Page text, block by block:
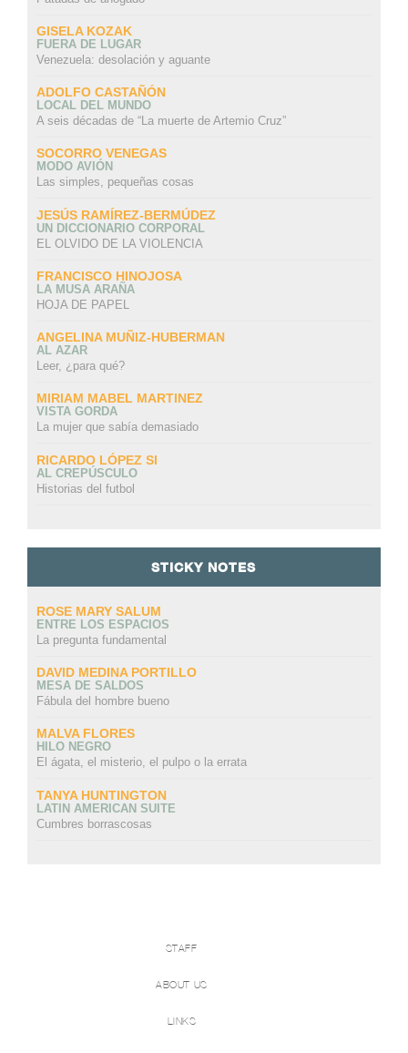
GISELA KOZAK
FUERA DE LUGAR
Venezuela: desolación y aguante
ADOLFO CASTAÑÓN
LOCAL DEL MUNDO
A seis décadas de “La muerte de Artemio Cruz”
SOCORRO VENEGAS
MODO AVIÓN
Las simples, pequeñas cosas
JESÚS RAMÍREZ-BERMÚDEZ
UN DICCIONARIO CORPORAL
EL OLVIDO DE LA VIOLENCIA
FRANCISCO HINOJOSA
LA MUSA ARAÑA
HOJA DE PAPEL
ANGELINA MUÑIZ-HUBERMAN
AL AZAR
Leer, ¿para qué?
MIRIAM MABEL MARTINEZ
VISTA GORDA
La mujer que sabía demasiado
RICARDO LÓPEZ SI
AL CREPÚSCULO
Historias del futbol
STICKY NOTES
ROSE MARY SALUM
ENTRE LOS ESPACIOS
La pregunta fundamental
DAVID MEDINA PORTILLO
MESA DE SALDOS
Fábula del hombre bueno
MALVA FLORES
HILO NEGRO
El ágata, el misterio, el pulpo o la errata
TANYA HUNTINGTON
LATIN AMERICAN SUITE
Cumbres borrascosas
STAFF
ABOUT US
LINKS